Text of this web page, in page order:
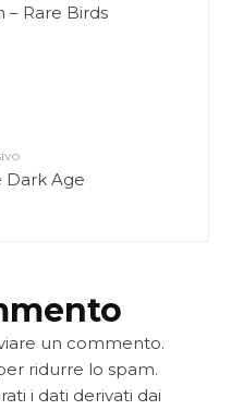
– Rare Birds
Dark Age
un commento.
ridurre lo spam.
i dati derivati dai